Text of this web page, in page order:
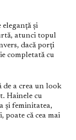
și
atunci topul
dacă porți
completată cu
de a crea un look
Hainele cu
și feminitatea,
poate că cea mai